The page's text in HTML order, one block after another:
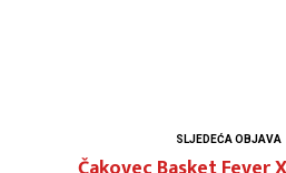
SLJEDEĆA OBJAVA